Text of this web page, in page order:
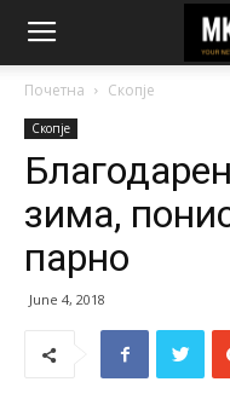
Почетна Скопје
Скопје
зима,
парно
June 4, 2018